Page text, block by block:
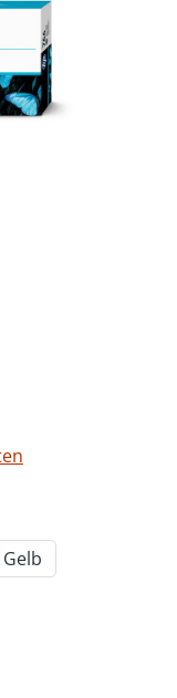
Gelb